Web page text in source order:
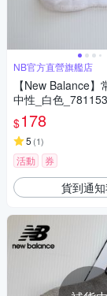
NB官方直營旗艦店
【New Balance】
中性_白色
$178
5 (1)
活動 券
貨到通